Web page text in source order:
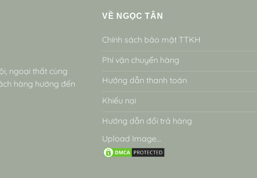
ngoại thất cùng
hàng hướng đến
VỀ NGỌC TÂN
Chính sách bảo mật TTKH
Phí vận chuyển hàng
Hướng dẫn thanh toán
Khiếu nại
Hướng dẫn đổi trả hàng
Upload Image...